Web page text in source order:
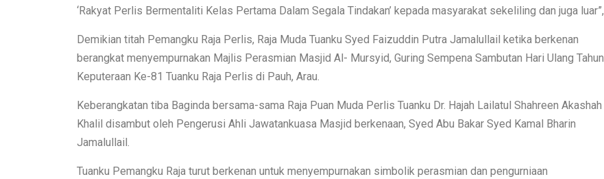
‘Rakyat Perlis Bermentaliti Kelas Pertama Dalam Segala Tindakan’ kepada masyarakat sekeliling dan juga luar”,
Demikian titah Pemangku Raja Perlis, Raja Muda Tuanku Syed Faizuddin Putra Jamalullail ketika berkenan
berangkat menyempurnakan Majlis Perasmian Masjid Al- Mursyid, Guring Sempena Sambutan Hari Ulang Tahun
Keputeraan Ke-81 Tuanku Raja Perlis di Pauh, Arau.
Keberangkatan tiba Baginda bersama-sama Raja Puan Muda Perlis Tuanku Dr. Hajah Lailatul Shahreen Akashah
Khalil disambut oleh Pengerusi Ahli Jawatankuasa Masjid berkenaan, Syed Abu Bakar Syed Kamal Bharin
Jamalullail.
Tuanku Pemangku Raja turut berkenan untuk menyempurnakan simbolik perasmian dan pengurniaan